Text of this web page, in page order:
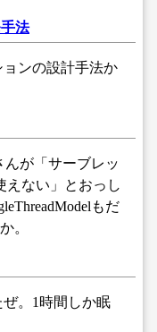
法
ョンの設計手法か
んが「サーブレッ
えない」とおっし
もだ
。
ぜ。1時間しか眠